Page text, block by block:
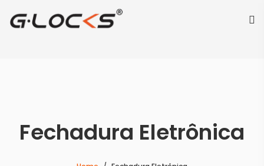
Fechadura Eletrônica